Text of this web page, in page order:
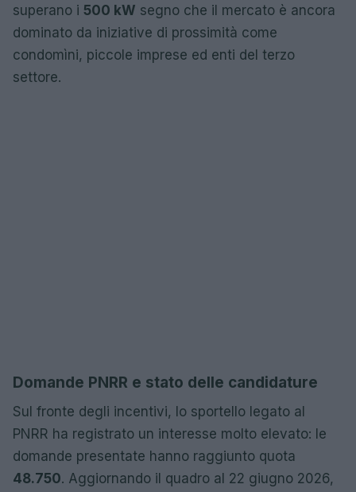
superano i 500 kW segno che il mercato è ancora
dominato da iniziative di prossimità come
condomìni, piccole imprese ed enti del terzo
settore.
Domande PNRR e stato delle candidature
Sul fronte degli incentivi, lo sportello legato al
PNRR ha registrato un interesse molto elevato: le
domande presentate hanno raggiunto quota
48.750. Aggiornando il quadro al 22 giugno 2026,